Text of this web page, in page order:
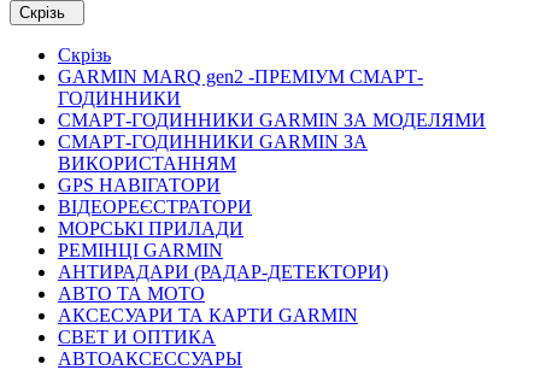
Скрізь
Скрізь
GARMIN MARQ gen2 -ПРЕМІУМ СМАРТ-
ГОДИННИКИ
СМАРТ-ГОДИННИКИ GARMIN ЗА МОДЕЛЯМИ
СМАРТ-ГОДИННИКИ GARMIN ЗА
ВИКОРИСТАННЯМ
GPS НАВІГАТОРИ
ВІДЕОРЕЄСТРАТОРИ
МОРСЬКІ ПРИЛАДИ
РЕМІНЦІ GARMIN
АНТИРАДАРИ (РАДАР-ДЕТЕКТОРИ)
АВТО ТА МОТО
АКСЕСУАРИ ТА КАРТИ GARMIN
СВЕТ И ОПТИКА
АВТОАКСЕССУАРЫ